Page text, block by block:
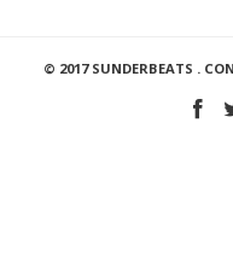
© 2017 SUNDERBEATS .